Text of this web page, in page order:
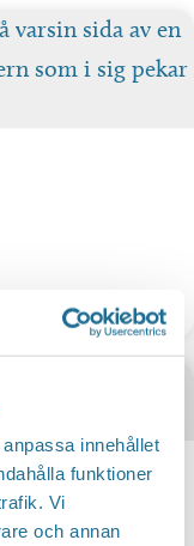
innehållet
funktioner
Vi
och annan